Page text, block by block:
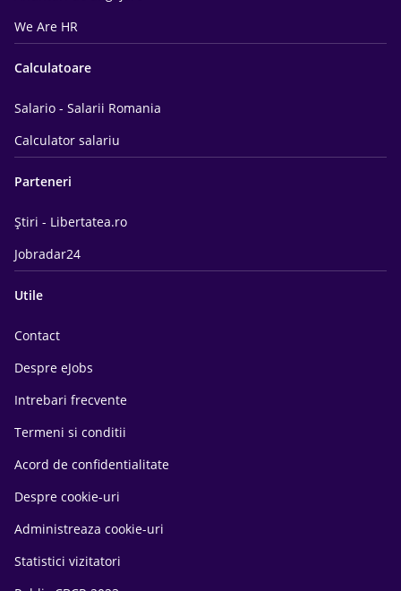
We Are HR
Calculatoare
Salario - Salarii Romania
Calculator salariu
Parteneri
Știri - Libertatea.ro
Jobradar24
Utile
Contact
Despre eJobs
Intrebari frecvente
Termeni si conditii
Acord de confidentialitate
Despre cookie-uri
Administreaza cookie-uri
Statistici vizitatori